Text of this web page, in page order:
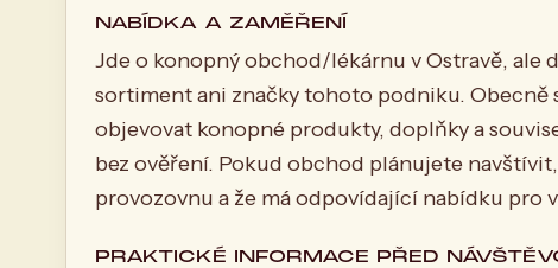
NABÍDKA A ZAMĚŘENÍ
Jde o konopný obchod/lékárnu v Ostravě,
sortiment ani značky tohoto podniku.
objevovat konopné produkty, doplňky a
bez ověření. Pokud obchod plánujete
provozovnu a že má odpovídající nabídku pro
PRAKTICKÉ INFORMACE PŘED